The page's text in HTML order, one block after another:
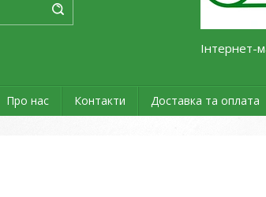
Інтернет-
Про нас Контакти Доставка та оплата